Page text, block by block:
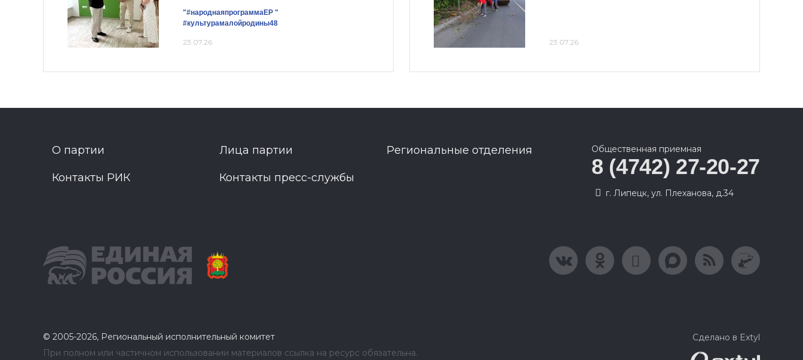
"#народнаяпрограммаЕР "
#культурамалойродины48
23.07.26 23.07.26
О партии Лица партии Региональные отделения
Контакты РИК Контакты пресс-службы
Общественная приемная
8 (4742) 27-20-27
г. Липецк, ул. Плеханова, д.34
© 2005-2026, Региональный исполнительный комитет
При полном или частичном использовании материалов ссылка на ресурс обязательна.
Сделано в Extyl